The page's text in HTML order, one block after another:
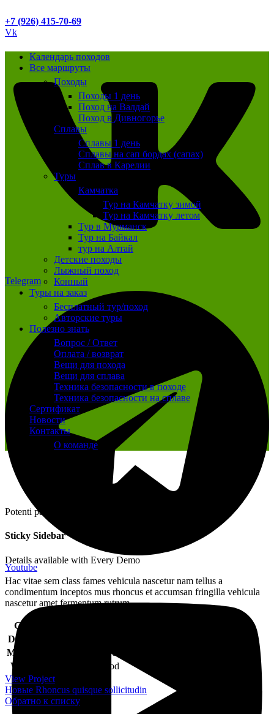
+7 (926) 415-70-69
Vk
Telegram
Youtube
Календарь походов
Все маршруты
Походы
Походы 1 день
Поход на Валдай
Поход в Дивногорье
Сплавы
Сплавы 1 день
Сплавы на сап бордах (сапах)
Сплав в Карелии
Туры
Камчатка
Тур на Камчатку зимой
Тур на Камчатку летом
Тур в Мурманск
Тур на Байкал
тур на Алтай
Детские походы
Лыжный поход
Конный
Туры на заказ
Бесплатный тур/поход
Авторские туры
Полезно знать
Вопрос / Ответ
Оплата / возврат
Вещи для похода
Вещи для сплава
Техника безопасности в походе
Техника безопасности на сплаве
Сертификат
Новости
Контакты
О команде
Potenti parturient parturie
Sticky Sidebar
Details available with Every Demo
Hac vitae sem class fames vehicula nascetur nam tellus a
condimentum inceptos mus rhoncus et accumsan fringilla vehicula
nascetur amet fermentum rutrum.
Client
Designer
Materials
Wood, Paper
Website
xtemos.com/wood
View Project
Новые Rhoncus quisque sollicitudin
Обратно к списку